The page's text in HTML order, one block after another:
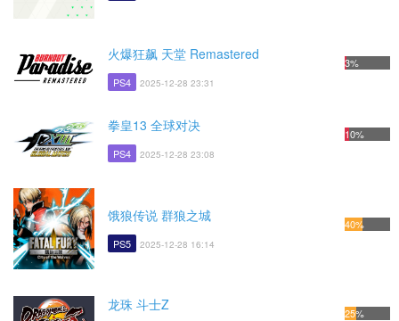
火爆狂飙 天堂 Remastered
PS4 2025-12-28 23:31
3%
拳皇13 全球对决
PS4 2025-12-28 23:08
10%
饿狼传说 群狼之城
PS5 2025-12-28 16:14
40%
龙珠 斗士Z 25%